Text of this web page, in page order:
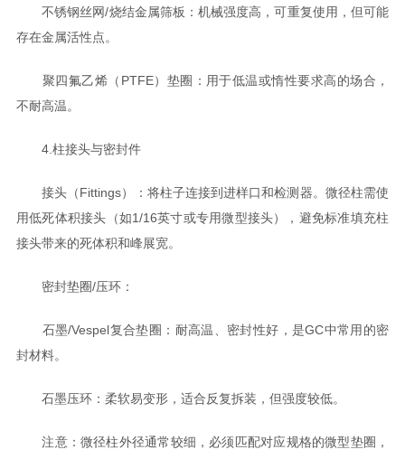
不锈钢丝网/烧结金属筛板：机械强度高，可重复使用，但可能
存在金属活性点。
聚四氟乙烯（PTFE）垫圈：用于低温或惰性要求高的场合，
不耐高温。
4.柱接头与密封件
接头（Fittings）：将柱子连接到进样口和检测器。微径柱需使
用低死体积接头（如1/16英寸或专用微型接头），避免标准填充柱
接头带来的死体积和峰展宽。
密封垫圈/压环：
石墨/Vespel复合垫圈：耐高温、密封性好，是GC中常用的密
封材料。
石墨压环：柔软易变形，适合反复拆装，但强度较低。
注意：微径柱外径通常较细，必须匹配对应规格的微型垫圈，